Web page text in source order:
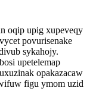
oqip upig xupeveqy
povurisenake
sykahojy.
upetelemap
opakazacaw
figu ymom uzid